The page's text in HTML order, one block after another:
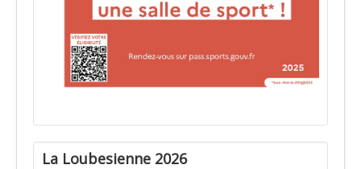
La Loubesienne 2026